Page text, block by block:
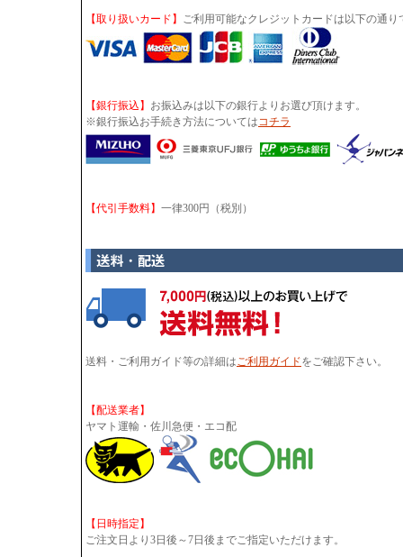
【取り扱いカード】 ご利用可能なクレジットカードは以下の通り
【銀行振込】 お振込みは以下の銀行よりお選び頂けます。
※銀行振込お手続き方法についてはコチラ
【代引手数料】 一律300円（税別）
送料・ご利用ガイド等の詳細はご利用ガイドをご確認下さい。
【配送業者】
ヤマト運輸・佐川急便・エコ配
【日時指定】
ご注文日より3日後～7日後までご指定いただけます。